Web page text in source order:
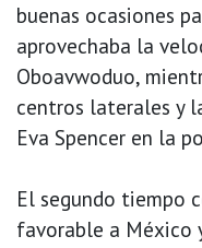
buenas ocasiones
aprovechaba la
Oboavwoduo,
centros laterales y
Eva Spencer en la
El segundo tiempo
favorable a México